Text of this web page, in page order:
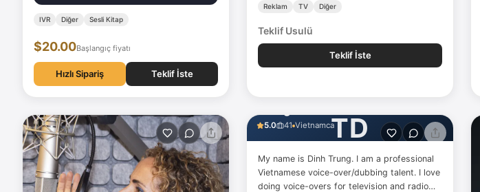
IVR Diğer Sesli Kitap
$20.00Başlangıç fiyatı
Hızlı Sipariş Teklif İste
Reklam TV Diğer
Teklif Usulü
Teklif İste
TD
5.0 41 Vietnamca
My name is Dinh Trung. I am a professional
Vietnamese voice-over/dubbing talent. I love
doing voice-overs for television and radio